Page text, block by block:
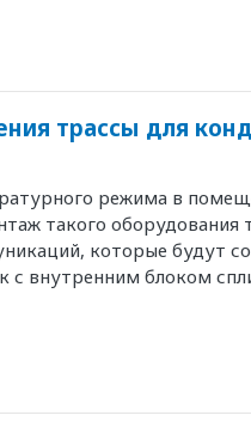
трассы для
режима в
такого оборудования
которые будут
с внутренним блоком